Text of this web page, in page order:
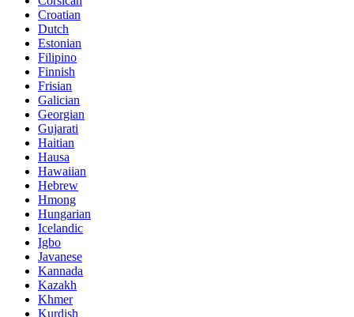
Croatian
Dutch
Estonian
Filipino
Finnish
Frisian
Galician
Georgian
Gujarati
Haitian
Hausa
Hawaiian
Hebrew
Hmong
Hungarian
Icelandic
Igbo
Javanese
Kannada
Kazakh
Khmer
Kurdish